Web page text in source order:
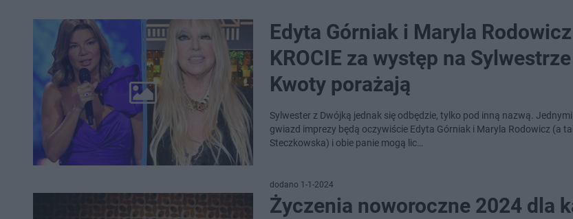
Edyta Górniak i Maryla
KROCIE za występ na Sylwestrze
Kwoty porażają
Sylwester z Dwójką jednak się odbędzie, tylko pod inną nazwą.
gwiazd imprezy będą oczywiście Edyta Górniak i Maryla Rodowicz (a
Steczkowska) i obie panie mogą lic…
dodano 1-1-2024
Życzenia noworoczne 2024 dla